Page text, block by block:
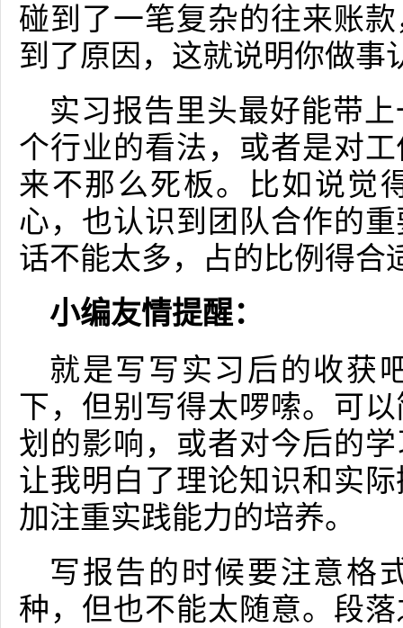
碰到了一笔复杂的往来账
到了原因，这就说明你做事
实习报告里头最好能带
个行业的看法，或者是对
来不那么死板。比如说觉
心，也认识到团队合作的
话不能太多，占的比例得合
小编友情提醒：
就是写写实习后的收获
下，但别写得太啰嗦。可
划的影响，或者对今后的
让我明白了理论知识和实
加注重实践能力的培养。
写报告的时候要注意格
种，但也不能太随意。段